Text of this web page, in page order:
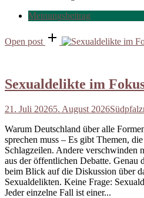
Meinungsbeitrag
Open post
Sexualdelikte im
21. Juli 20265. August 2026
Warum Deutschland über alle
sprechen muss – Es gibt Themen,
Schlagzeilen. Andere verschwinden
aus der öffentlichen Debatte. Genau
beim Blick auf die Diskussion über
Sexualdelikten. Keine Frage:
Jeder einzelne Fall ist einer...